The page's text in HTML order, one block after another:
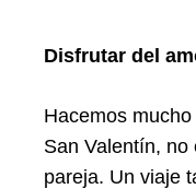
Disfrutar del
Hacemos
San Valentín, no
pareja. Un viaje